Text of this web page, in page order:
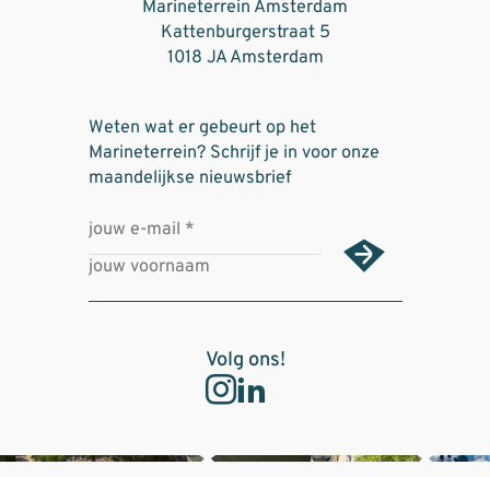
Marineterrein Amsterdam
Kattenburgerstraat 5
1018 JA Amsterdam
Weten wat er gebeurt op het
Marineterrein? Schrijf je in voor onze
maandelijkse nieuwsbrief
Volg ons!